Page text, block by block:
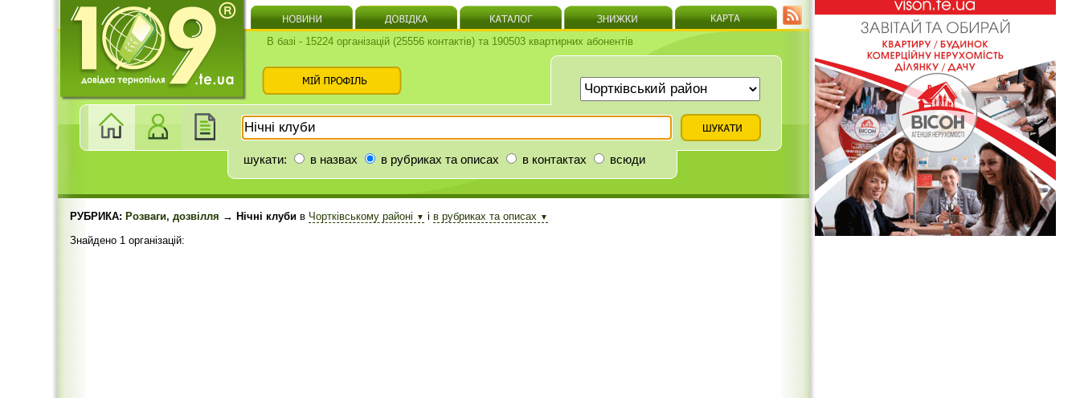
В базі - 15224 організацій (25556 контактів) та 190503 квартирних абонентів
шукати: в назвах в рубриках та описах в контактах всюди
РУБРИКА: Розваги, дозвілля → Нічні клуби в Чортківському районі ▼ і в рубриках та описах ▼
Знайдено 1 організацій: